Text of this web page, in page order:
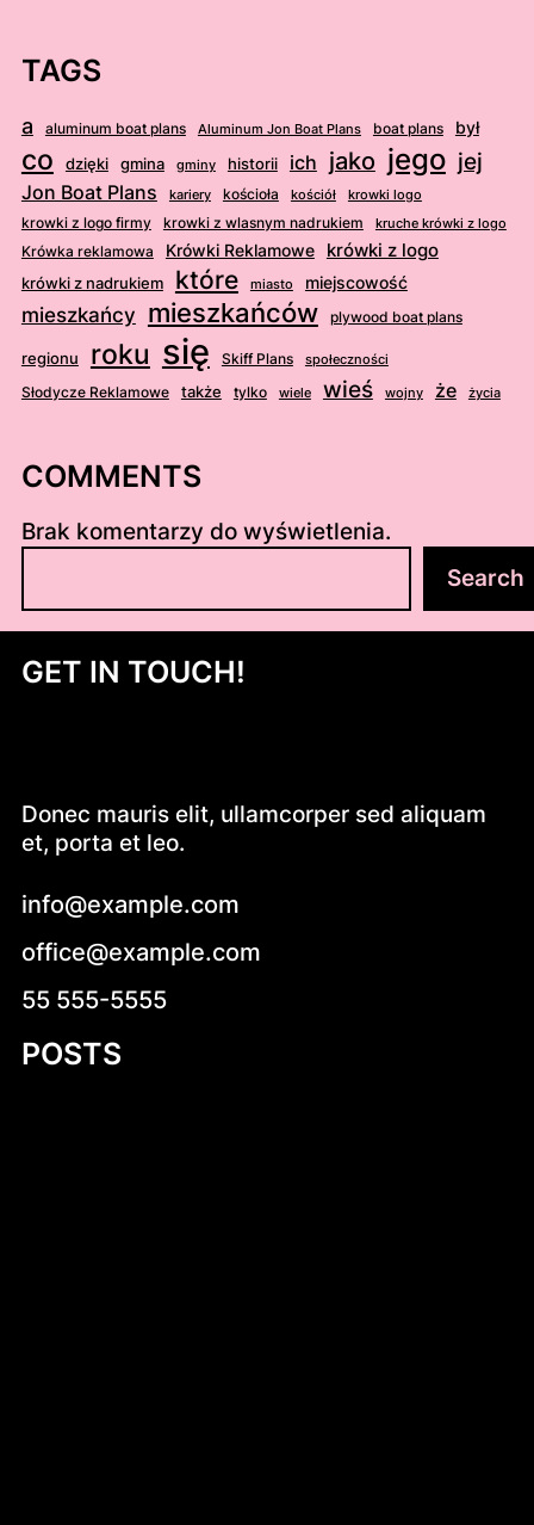
TAGS
a aluminum boat plans Aluminum Jon Boat Plans boat plans był
co dzięki gmina gminy historii ich jako jego jej
Jon Boat Plans kariery kościoła kościół krowki logo
krowki z logo firmy krowki z wlasnym nadrukiem kruche krówki z logo
Krówka reklamowa Krówki Reklamowe krówki z logo
krówki z nadrukiem które miasto miejscowość
mieszkańcy mieszkańców plywood boat plans
regionu roku się Skiff Plans społeczności
Słodycze Reklamowe także tylko wiele wieś wojny że życia
COMMENTS
Brak komentarzy do wyświetlenia.
u
a
Search
GET IN TOUCH!
Donec mauris elit, ullamcorper sed aliquam
et, porta et leo.
info@example.com
office@example.com
55 555-5555
POSTS